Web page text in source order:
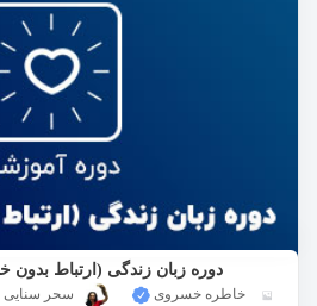
دوره زبان زندگی (ارتباط
خاطره خسروی سحر سنايی